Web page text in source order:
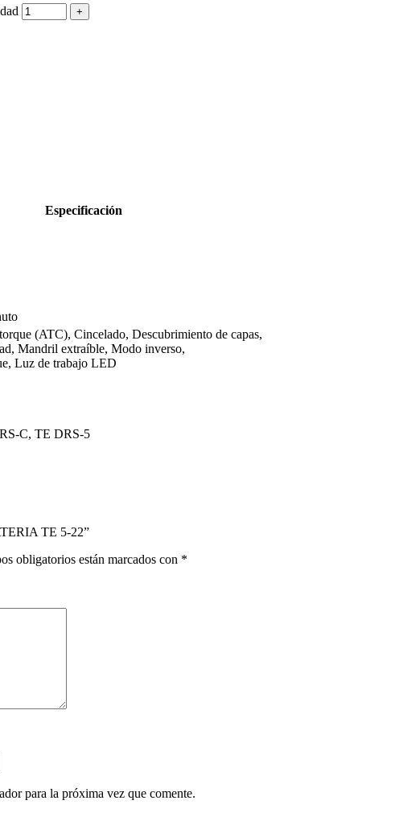
Especificación
(ATC), Cincelado, Descubrimiento de capas,
Mandril extraíble, Modo inverso,
Luz de trabajo LED
C, TE DRS-5
TE 5-22”
obligatorios están marcados con *
para la próxima vez que comente.